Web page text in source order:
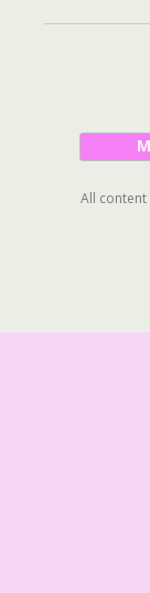
All content